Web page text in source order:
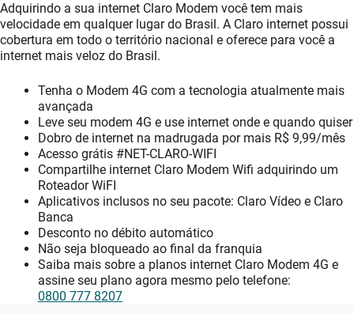
Adquirindo a sua internet Claro Modem você tem mais
velocidade em qualquer lugar do Brasil. A Claro internet possui
cobertura em todo o território nacional e oferece para você a
internet mais veloz do Brasil.
Tenha o Modem 4G com a tecnologia atualmente mais
avançada
Leve seu modem 4G e use internet onde e quando quiser
Dobro de internet na madrugada por mais R$ 9,99/mês
Acesso grátis #NET-CLARO-WIFI
Compartilhe internet Claro Modem Wifi adquirindo um
Roteador WiFI
Aplicativos inclusos no seu pacote: Claro Vídeo e Claro
Banca
Desconto no débito automático
Não seja bloqueado ao final da franquia
Saiba mais sobre a planos internet Claro Modem 4G e
assine seu plano agora mesmo pelo telefone:
0800 777 8207